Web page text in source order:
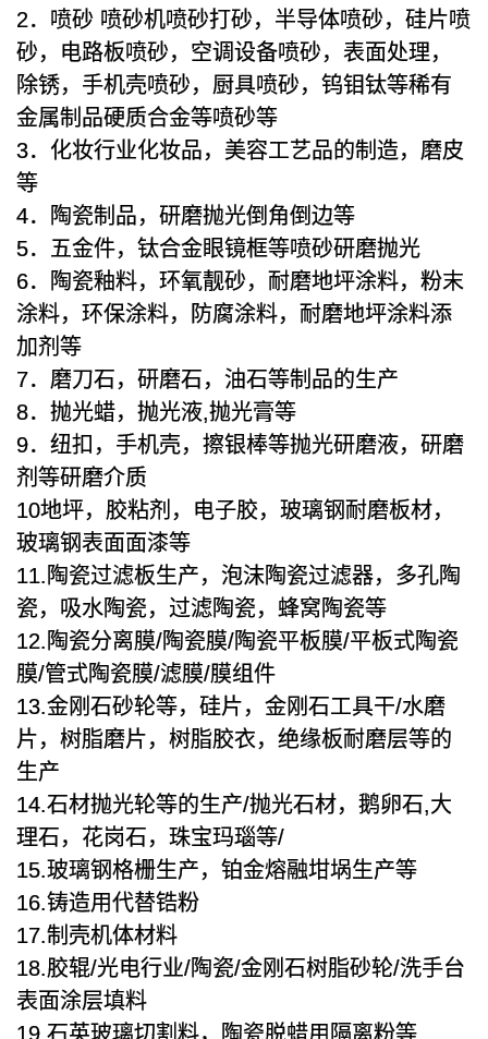
2．喷砂 喷砂机喷砂打砂，半导体喷砂，硅片喷
砂，电路板喷砂，空调设备喷砂，表面处理，
除锈，手机壳喷砂，厨具喷砂，钨钼钛等稀有
金属制品硬质合金等喷砂等
3．化妆行业化妆品，美容工艺品的制造，磨皮
等
4．陶瓷制品，研磨抛光倒角倒边等
5．五金件，钛合金眼镜框等喷砂研磨抛光
6．陶瓷釉料，环氧靓砂，耐磨地坪涂料，粉末
涂料，环保涂料，防腐涂料，耐磨地坪涂料添
加剂等
7．磨刀石，研磨石，油石等制品的生产
8．抛光蜡，抛光液,抛光膏等
9．纽扣，手机壳，擦银棒等抛光研磨液，研磨
剂等研磨介质
10地坪，胶粘剂，电子胶，玻璃钢耐磨板材，
玻璃钢表面面漆等
11.陶瓷过滤板生产，泡沫陶瓷过滤器，多孔陶
瓷，吸水陶瓷，过滤陶瓷，蜂窝陶瓷等
12.陶瓷分离膜/陶瓷膜/陶瓷平板膜/平板式陶瓷
膜/管式陶瓷膜/滤膜/膜组件
13.金刚石砂轮等，硅片，金刚石工具干/水磨
片，树脂磨片，树脂胶衣，绝缘板耐磨层等的
生产
14.石材抛光轮等的生产/抛光石材，鹅卵石,大
理石，花岗石，珠宝玛瑙等/
15.玻璃钢格栅生产，铂金熔融坩埚生产等
16.铸造用代替锆粉
17.制壳机体材料
18.胶辊/光电行业/陶瓷/金刚石树脂砂轮/洗手台
表面涂层填料
19.石英玻璃切割料，陶瓷脱蜡用隔离粉等